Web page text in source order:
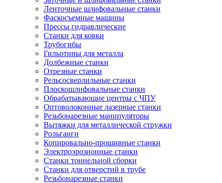
Ленточные шлифовальные станки
Фаскосъемные машины
Прессы гидравлические
Станки для ковки
Трубогибы
Гильотины для металла
Долбежные станки
Отрезные станки
Рельсосверлильные станки
Плоскошлифовальные станки
Обрабатывающие центры с ЧПУ
Оптоволоконные лазерные станки
Резьбонарезные манипуляторы
Вытяжки для металлической стружки
Рольганги
Копировально-прошивные станки
Электроэрозионные станки
Станки тоннельной сборки
Станки для отверстий в трубе
Резьбонарезные станки